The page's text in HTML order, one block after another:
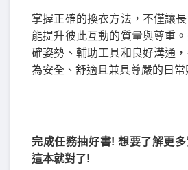
掌握正確的換衣方法，不僅讓
能提升彼此互動的質量與尊重
確姿勢、輔助工具和良好溝通
為安全、舒適且兼具尊嚴的日常
完成任務抽好書! 想要了解更
這本就對了!